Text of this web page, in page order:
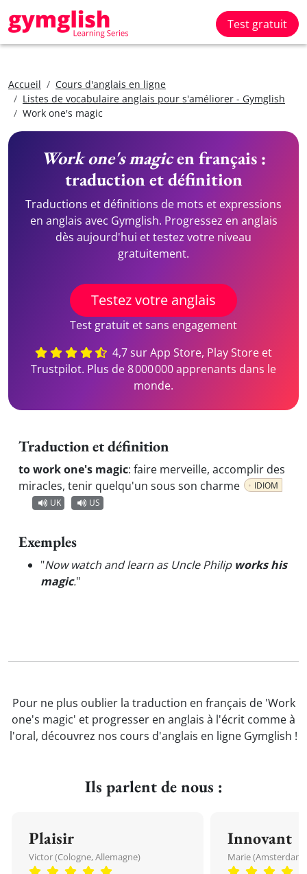
Test gratuit
Accueil
Cours d'anglais en ligne
Listes de vocabulaire anglais pour s'améliorer - Gymglish
Work one's magic
Work one's magicen français :
traduction et définition
Traductions et définitions de mots et expressions
en anglais avec Gymglish. Progressez en anglais
dès aujourd'hui et testez votre niveau
gratuitement.
Testez votre anglais
Test gratuit et sans engagement
4,7 sur App Store, Play Store et
Trustpilot. Plus de 8 000 000 apprenants dans le
monde.
Traduction et définition
to work one's magic: faire merveille, accomplir des
miracles, tenir quelqu'un sous son charme
IDIOM
UK
US
Exemples
"Now watch and learn as Uncle Philip works his
magic."
Pour ne plus oublier la traduction en français de 'Work
one's magic' et progresser en anglais à l'écrit comme à
l'oral, découvrez nos cours d'anglais en ligne Gymglish !
Ils parlent de nous :
Plaisir
Victor (Cologne, Allemagne)
Innovant
Marie (Amsterdam,